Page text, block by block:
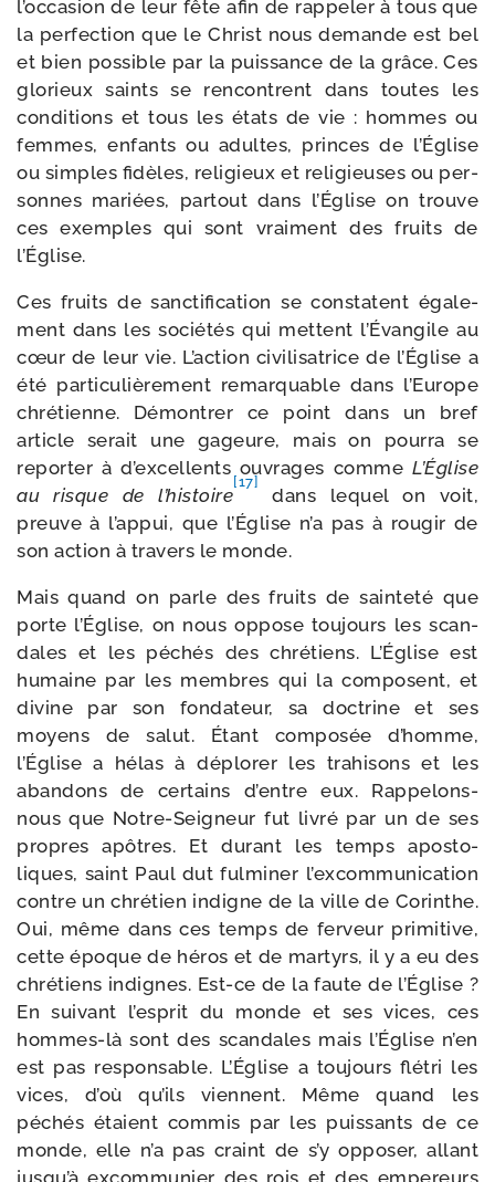
l’occasion de leur fête afin de rap­pe­ler à tous que
la per­fec­tion que le Christ nous demande est bel
et bien pos­sible par la puis­sance de la grâce. Ces
glo­rieux saints se ren­contrent dans toutes les
condi­tions et tous les états de vie : hommes ou
femmes, enfants ou adultes, princes de l’Église
ou simples fidèles, reli­gieux et reli­gieuses ou per­
sonnes mariées, par­tout dans l’Église on trouve
ces exemples qui sont vrai­ment des fruits de
l’Église.
Ces fruits de sanc­ti­fi­ca­tion se constatent éga­le­
ment dans les socié­tés qui mettent l’Évangile au
cœur de leur vie. L’action civi­li­sa­trice de l’Église a
été par­ti­cu­liè­re­ment remar­quable dans l’Europe
chré­tienne. Démontrer ce point dans un bref
article serait une gageure, mais on pour­ra se
repor­ter à d’excellents ouvrages comme L’Église
au risque de l’histoire
[17]
dans lequel on voit,
preuve à l’appui, que l’Église n’a pas à rou­gir de
son action à tra­vers le monde.
Mais quand on parle des fruits de sain­te­té que
porte l’Église, on nous oppose tou­jours les scan­
dales et les péchés des chré­tiens. L’Église est
humaine par les membres qui la com­posent, et
divine par son fon­da­teur, sa doc­trine et ses
moyens de salut. Étant com­po­sée d’homme,
l’Église a hélas à déplo­rer les tra­hi­sons et les
aban­dons de cer­tains d’entre eux. Rappelons-​
nous que Notre-​Seigneur fut livré par un de ses
propres apôtres. Et durant les temps apos­to­
liques, saint Paul dut ful­mi­ner l’excommunication
contre un chré­tien indigne de la ville de Corinthe.
Oui, même dans ces temps de fer­veur pri­mi­tive,
cette époque de héros et de mar­tyrs, il y a eu des
chré­tiens indignes. Est-​ce de la faute de l’Église ?
En sui­vant l’esprit du monde et ses vices, ces
hommes-​là sont des scan­dales mais l’Église n’en
est pas res­pon­sable. L’Église a tou­jours flé­tri les
vices, d’où qu’ils viennent. Même quand les
péchés étaient com­mis par les puis­sants de ce
monde, elle n’a pas craint de s’y oppo­ser, allant
jusqu’à excom­mu­nier des rois et des empe­reurs